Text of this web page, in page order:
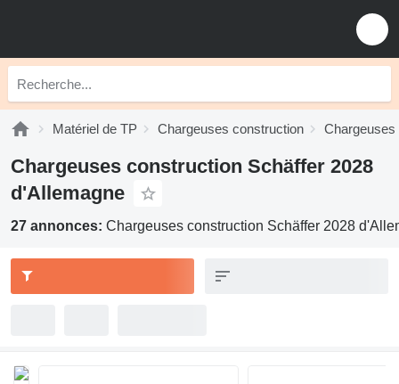
Matériel de TP Chargeuses construction
Chargeuses construction Schäffer 2028
d'Allemagne
27 annonces: Chargeuses construction Schäffer 2028